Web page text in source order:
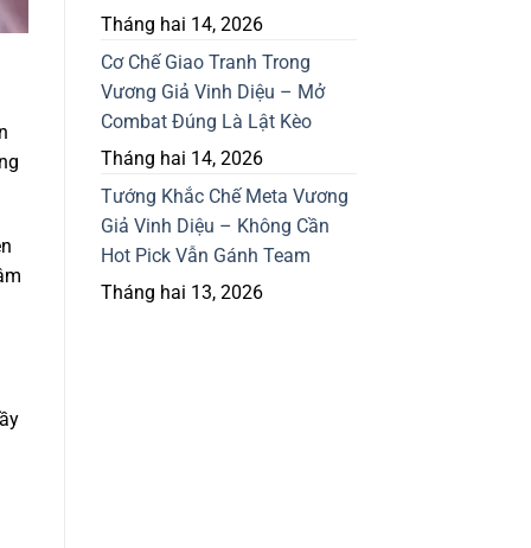
Tháng hai 14, 2026
Cơ Chế Giao Tranh Trong
Vương Giả Vinh Diệu – Mở
Combat Đúng Là Lật Kèo
Tháng hai 14, 2026
Tướng Khắc Chế Meta Vương
Giả Vinh Diệu – Không Cần
Hot Pick Vẫn Gánh Team
Tháng hai 13, 2026